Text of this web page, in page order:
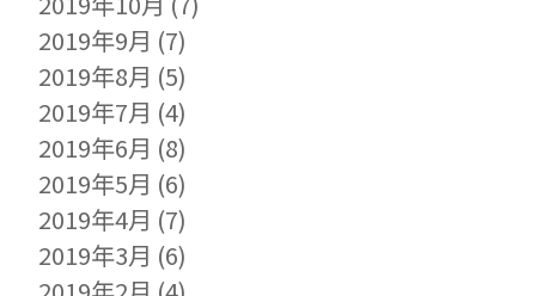
2019年9月 (7)
2019年8月 (5)
2019年7月 (4)
2019年6月 (8)
2019年5月 (6)
2019年4月 (7)
2019年3月 (6)